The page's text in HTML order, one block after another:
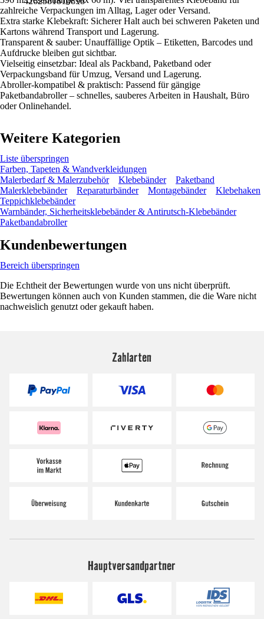
zahlreiche Verpackungen im Alltag, Lager oder Versand.
Extra starke Klebekraft: Sicherer Halt auch bei schweren Paketen und
Kartons während Transport und Lagerung.
Transparent & sauber: Unauffällige Optik – Etiketten, Barcodes und
Aufdrucke bleiben gut sichtbar.
Vielseitig einsetzbar: Ideal als Packband, Paketband oder
Verpackungsband für Umzug, Versand und Lagerung.
Abroller-kompatibel & praktisch: Passend für gängige
Paketbandabroller – schnelles, sauberes Arbeiten in Haushalt, Büro
oder Onlinehandel.
Weitere Kategorien
Liste überspringen
Farben, Tapeten & Wandverkleidungen
Malerbedarf & Malerzubehör
Klebebänder
Paketband
Malerklebebänder
Reparaturbänder Montagebänder
Klebehaken
Teppichklebebänder
Warnbänder, Sicherheitsklebebänder & Antirutsch-Klebebänder
Paketbandabroller
Kundenbewertungen
Bereich überspringen
Die Echtheit der Bewertungen wurde von uns nicht überprüft.
Bewertungen können auch von Kunden stammen, die die Ware nicht
nachweislich genutzt oder gekauft haben.
Zahlarten
Hauptversandpartner